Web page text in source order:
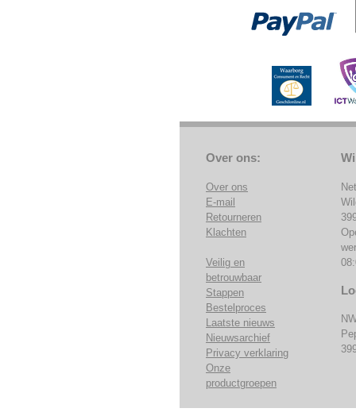
Over ons:
Over ons
E-mail
Retourneren
Klachten
Veilig en
betrouwbaar
Stappen
Bestelproces
Laatste nieuws
Nieuwsarchief
Privacy verklaring
Onze
productgroepen